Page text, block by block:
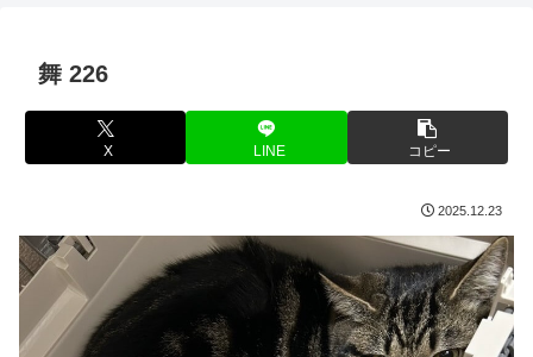
舞 226
X LINE コピー
2025.12.23